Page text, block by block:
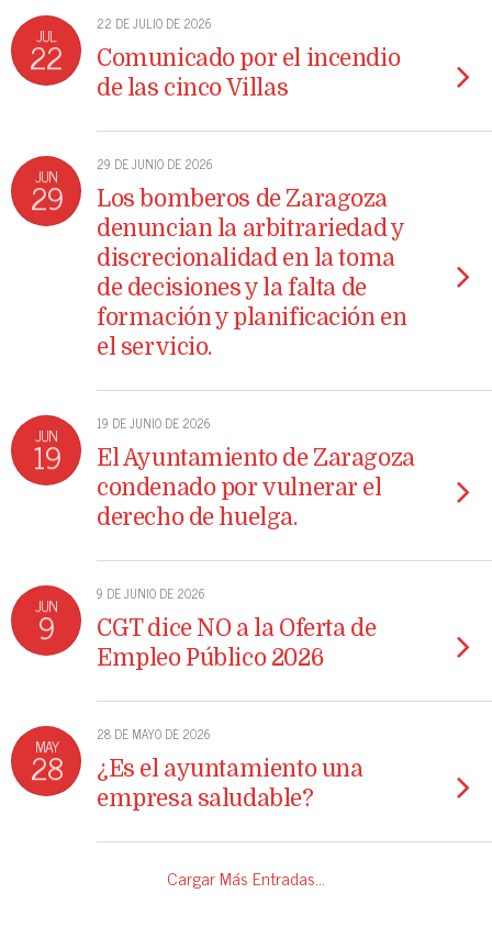
JUL
22
22 DE JULIO DE 2026
Comunicado por el incendio
de las cinco Villas
JUN
29
29 DE JUNIO DE 2026
Los bomberos de Zaragoza
denuncian la arbitrariedad y
discrecionalidad en la toma
de decisiones y la falta de
formación y planificación en
el servicio.
JUN
19
19 DE JUNIO DE 2026
El Ayuntamiento de Zaragoza
condenado por vulnerar el
derecho de huelga.
JUN
9
9 DE JUNIO DE 2026
CGT dice NO a la Oferta de
Empleo Público 2026
MAY
28
28 DE MAYO DE 2026
¿Es el ayuntamiento una
empresa saludable?
Cargar Más Entradas…